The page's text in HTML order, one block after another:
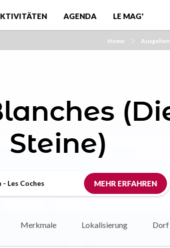
AGENDA LE MAG'
Home Ausgehen
Steine)
Les Coches MEHR ERFAHREN
Merkmale Lokalisierung Dorf